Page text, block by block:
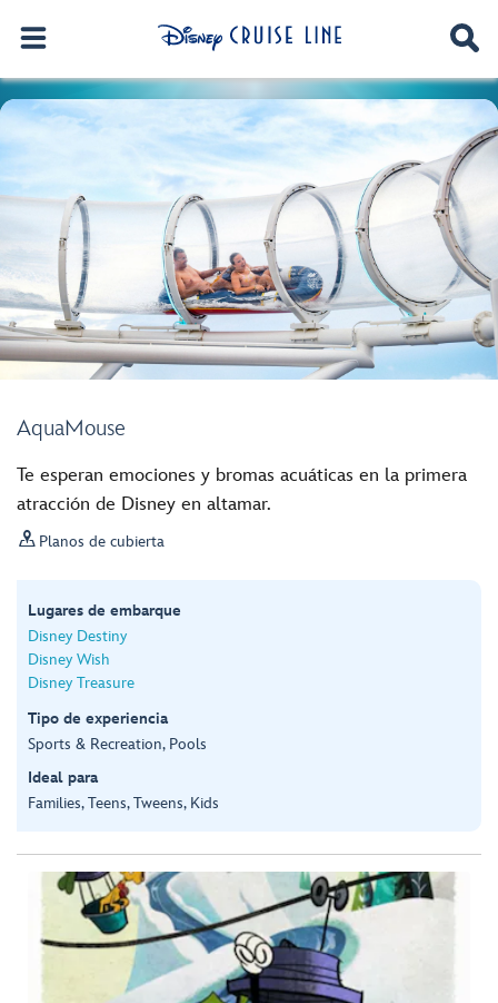
AquaMouse
Te esperan emociones y bromas acuáticas en la primera
atracción de Disney en altamar.
 Planos de cubierta
Lugares de embarque
Disney Destiny
Disney Wish
Disney Treasure
Tipo de experiencia
Sports & Recreation, Pools
Ideal para
Families, Teens, Tweens, Kids